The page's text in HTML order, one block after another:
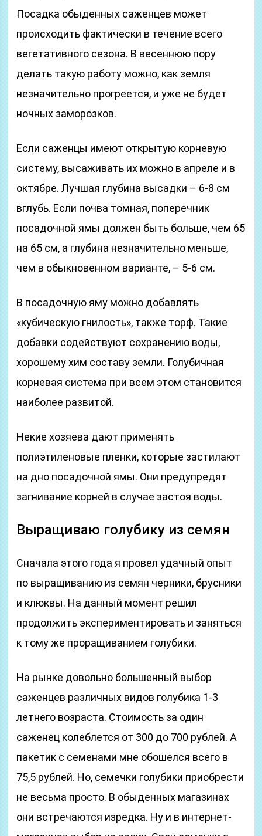
Посадка обыденных саженцев может
происходить фактически в течение всего
вегетативного сезона. В весеннюю пору
делать такую ​​работу можно, как земля
незначительно прогреется, и уже не будет
ночных заморозков.
Если саженцы имеют открытую корневую
систему, высаживать их можно в апреле и в
октябре. Лучшая глубина высадки – 6-8 см
вглубь. Если почва томная, поперечник
посадочной ямы должен быть больше, чем 65
на 65 см, а глубина незначительно меньше,
чем в обыкновенном варианте, – 5-6 см.
В посадочную яму можно добавлять
«кубическую гнилость», также торф. Такие
добавки содействуют сохранению воды,
хорошему хим составу земли. Голубичная
корневая система при всем этом становится
наиболее развитой.
Некие хозяева дают применять
полиэтиленовые пленки, которые застилают
на дно посадочной ямы. Они предупредят
загнивание корней в случае застоя воды.
Выращиваю голубику из семян
Сначала этого года я провел удачный опыт
по выращиванию из семян черники, брусники
и клюквы. На данный момент решил
продолжить экспериментировать и заняться
к тому же проращиванием голубики.
На рынке довольно большенный выбор
саженцев различных видов голубика 1-3
летнего возраста. Стоимость за один
саженец колеблется от 300 до 700 рублей. А
пакетик с семенами мне обошелся всего в
75,5 рублей. Но, семечки голубики приобрести
не весьма просто. В обыденных магазинах
они встречаются изредка. Ну и в интернет-